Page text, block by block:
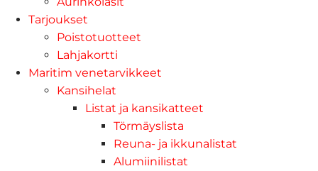
Tarjoukset
Poistotuotteet
Lahjakortti
Maritim venetarvikkeet
Kansihelat
Listat ja kansikatteet
Törmäyslista
Reuna- ja ikkunalistat
Alumiinilistat